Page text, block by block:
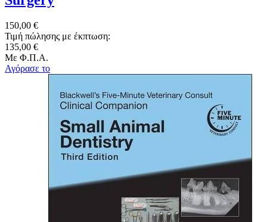
150,00 €
Τιμή πώλησης με έκπτωση:
135,00 €
Με Φ.Π.Α.
Αγόρασε το